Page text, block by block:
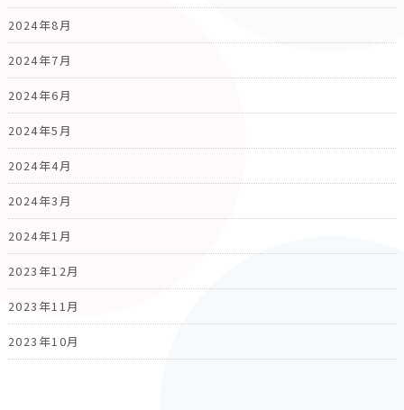
2024年8月
2024年7月
2024年6月
2024年5月
2024年4月
2024年3月
2024年1月
2023年12月
2023年11月
2023年10月